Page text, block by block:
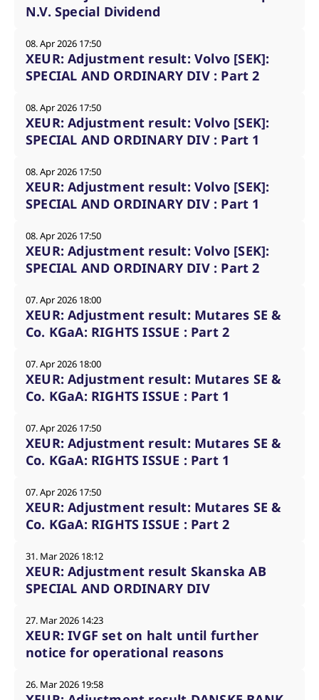
N.V. Special Dividend
08. Apr 2026 17:50
XEUR: Adjustment result: Volvo [SEK]:
SPECIAL AND ORDINARY DIV : Part 2
08. Apr 2026 17:50
XEUR: Adjustment result: Volvo [SEK]:
SPECIAL AND ORDINARY DIV : Part 1
08. Apr 2026 17:50
XEUR: Adjustment result: Volvo [SEK]:
SPECIAL AND ORDINARY DIV : Part 1
08. Apr 2026 17:50
XEUR: Adjustment result: Volvo [SEK]:
SPECIAL AND ORDINARY DIV : Part 2
07. Apr 2026 18:00
XEUR: Adjustment result: Mutares SE &
Co. KGaA: RIGHTS ISSUE : Part 2
07. Apr 2026 18:00
XEUR: Adjustment result: Mutares SE &
Co. KGaA: RIGHTS ISSUE : Part 1
07. Apr 2026 17:50
XEUR: Adjustment result: Mutares SE &
Co. KGaA: RIGHTS ISSUE : Part 1
07. Apr 2026 17:50
XEUR: Adjustment result: Mutares SE &
Co. KGaA: RIGHTS ISSUE : Part 2
31. Mar 2026 18:12
XEUR: Adjustment result Skanska AB
SPECIAL AND ORDINARY DIV
27. Mar 2026 14:23
XEUR: IVGF set on halt until further
notice for operational reasons
26. Mar 2026 19:58